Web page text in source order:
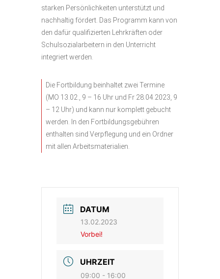
starken Persönlichkeiten unterstützt und
nachhaltig fördert. Das Programm kann von
den dafür qualifizierten Lehrkräften oder
Schulsozialarbeitern in den Unterricht
integriert werden.
Die Fortbildung beinhaltet zwei Termine
(MO 13.02., 9 – 16 Uhr und Fr 28.04.2023, 9
– 12 Uhr) und kann nur komplett gebucht
werden. In den Fortbildungsgebühren
enthalten sind Verpflegung und ein Ordner
mit allen Arbeitsmaterialien.
DATUM
13.02.2023
Vorbei!
UHRZEIT
09:00 - 16:00